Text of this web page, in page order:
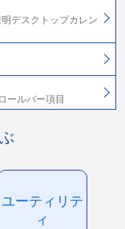
デスクトップカレン
ールバー項目
ユーティリテ
ィ